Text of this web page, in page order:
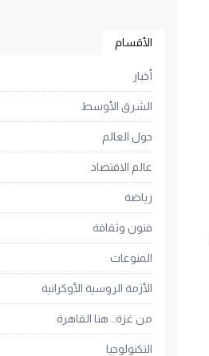
الأقسام
أخبار
الشرق الأوسط
حول العالم
عالم الاقتصاد
رياضة
فنون وثقافة
المنوعات
الأزمة الروسية الأوكرانية
من غزة.. هنا القاهرة
التكنولوجيا